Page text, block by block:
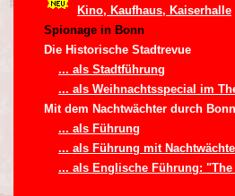
Kino, Kaufhaus, Kaiserhalle
Spionage in Bonn
Die Historische Stadtrevue
... als Stadtführung
... als Weihnachtsspecial im
Mit dem Nachtwächter durch Bonn
... als Führung
... als Führung mit
... als Englische Führung: